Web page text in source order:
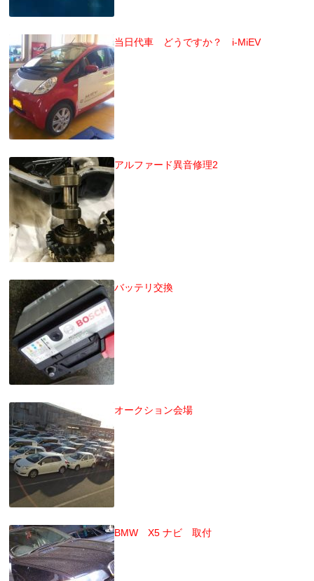
当日代車 どうですか？ i-MiEV
アルファード異音修理2
バッテリ交換
オークション会場
BMW X5 ナビ 取付